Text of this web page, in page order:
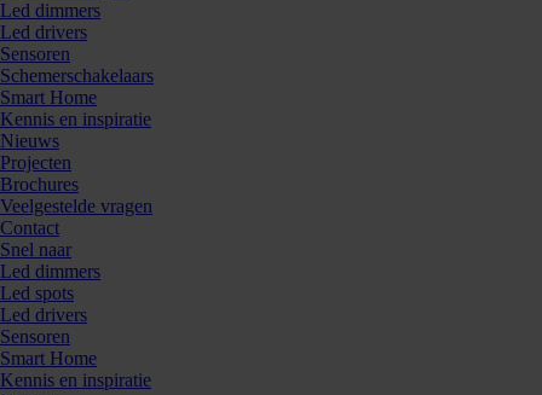
Led dimmers
Led drivers
Sensoren
Schemerschakelaars
Smart Home
Kennis en inspiratie
Nieuws
Projecten
Brochures
Veelgestelde vragen
Contact
Snel naar
Led dimmers
Led spots
Led drivers
Sensoren
Smart Home
Kennis en inspiratie